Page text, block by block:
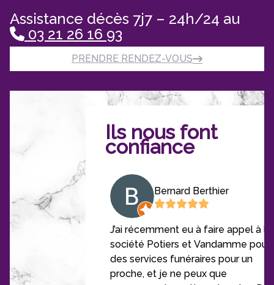
Assistance décès 7j7 – 24h/24 au
03 21 26 16 93
PRENDRE RENDEZ-VOUS
Ils nous font
confiance
ma
du
Bernard Berthier
J’ai récemment eu à faire appel à la
société Potiers et Vandamme pour
des services funéraires pour un
proche, et je ne peux que